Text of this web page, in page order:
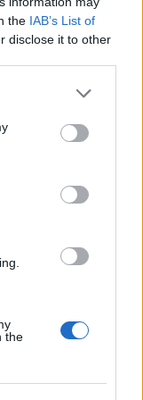
the IAB’s List of
disclose it to other
the